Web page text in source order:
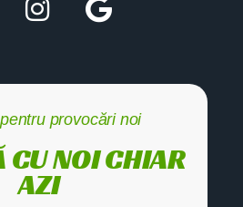
provocări noi
CU NOI CHIAR
AZI